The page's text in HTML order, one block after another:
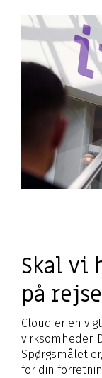
Databasehåndtering
FutureForms
Consulting Services
Zabbix
Skal vi
på
Cloud er en
virksomheder.
Spørgsmålet
for din